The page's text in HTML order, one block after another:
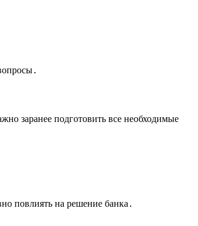
заранее подготовить все необходимые
повлиять на решение банка․